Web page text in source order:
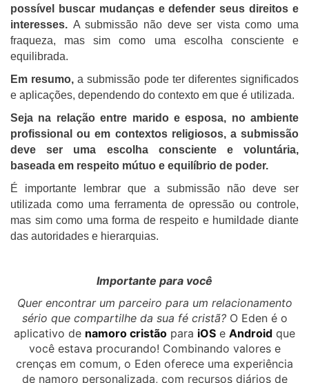
possível buscar mudanças e defender seus direitos e
interesses. A submissão não deve ser vista como uma
fraqueza, mas sim como uma escolha consciente e
equilibrada.
Em resumo,a submissão pode ter diferentes significados
e aplicações, dependendo do contexto em que é utilizada.
Seja na relação entre marido e esposa, no ambiente
profissional ou em contextos religiosos, a submissão
deve ser uma escolha consciente e voluntária,
baseada em respeito mútuo e equilíbrio de poder.
É importante lembrar que a submissão não deve ser
utilizada como uma ferramenta de opressão ou controle,
mas sim como uma forma de respeito e humildade diante
das autoridades e hierarquias.
Importante para você
Quer encontrar um parceiro para um relacionamento
sério que compartilhe da sua fé cristã?O Eden é o
aplicativo de namoro cristão para iOS e Android que
você estava procurando! Combinando valores e
crenças em comum, o Eden oferece uma experiência
de namoro personalizada, com recursos diários de